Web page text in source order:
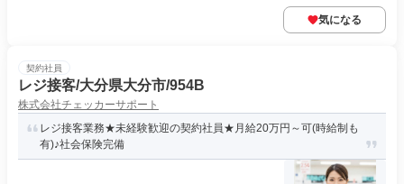
気になる
契約社員
レジ接客/大分県大分市/954B
株式会社チェッカーサポート
レジ接客業務★未経験歓迎の契約社員★月給20万円～可(時給制も
有)♪社会保険完備